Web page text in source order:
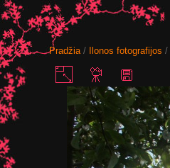
Pradžia/ Ilonos fotografijos /